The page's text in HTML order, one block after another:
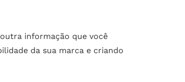
informação que você
da sua marca e criando